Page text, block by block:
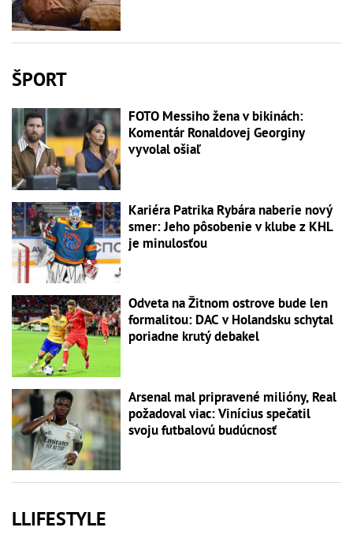
ŠPORT
FOTO Messiho žena v bikinách:
Komentár Ronaldovej Georginy
vyvolal ošiaľ
Kariéra Patrika Rybára naberie nový
smer: Jeho pôsobenie v klube z KHL
je minulosťou
Odveta na Žitnom ostrove bude len
formalitou: DAC v Holandsku schytal
poriadne krutý debakel
Arsenal mal pripravené milióny, Real
požadoval viac: Vinícius spečatil
svoju futbalovú budúcnosť
LLIFESTYLE